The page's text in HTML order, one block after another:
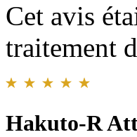
Cet avis
traitement
Hakuto-R